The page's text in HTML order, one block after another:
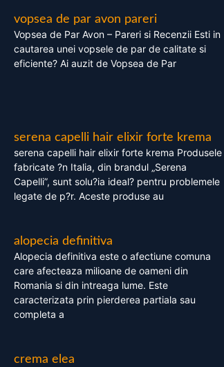
vopsea de par avon pareri
Vopsea de Par Avon – Pareri si Recenzii Esti in
cautarea unei vopsele de par de calitate si
eficiente? Ai auzit de Vopsea de Par
serena capelli hair elixir forte krema
serena capelli hair elixir forte krema Produsele
fabricate ?n Italia, din brandul „Serena
Capelli”, sunt solu?ia ideal? pentru problemele
legate de p?r. Aceste produse au
alopecia definitiva
Alopecia definitiva este o afectiune comuna
care afecteaza milioane de oameni din
Romania si din intreaga lume. Este
caracterizata prin pierderea partiala sau
completa a
crema elea